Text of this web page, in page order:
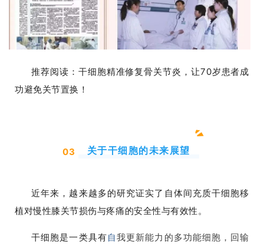
推荐阅读： 干细胞精准修复骨关节炎，让70岁患者成
功避免关节置换！
03 关于干细胞的未来展望
近年来，越来越多的研究证实了自体间充质干细胞移
植对慢性膝关节损伤与疼痛的安全性与有效性。
干细胞是一类具有自我更新能力 的多功能细胞，回输